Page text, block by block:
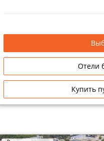
Отели
Купить
Сетевые отели Шри Ланки
Сетевые отели Вьетнама
Сетевые отели Бали